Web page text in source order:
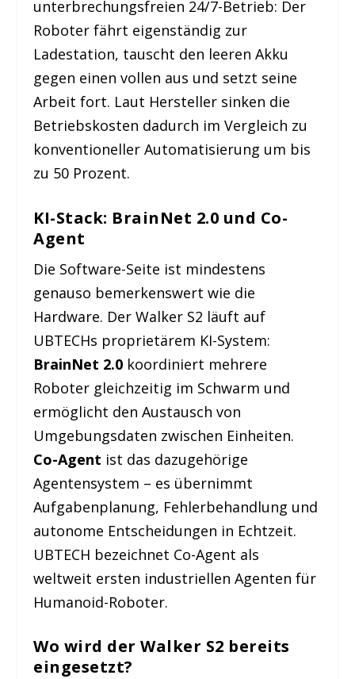
unterbrechungsfreien 24/7-Betrieb: Der
Roboter fährt eigenständig zur
Ladestation, tauscht den leeren Akku
gegen einen vollen aus und setzt seine
Arbeit fort. Laut Hersteller sinken die
Betriebskosten dadurch im Vergleich zu
konventioneller Automatisierung um bis
zu 50 Prozent.
KI-Stack: BrainNet 2.0 und Co-
Agent
Die Software-Seite ist mindestens
genauso bemerkenswert wie die
Hardware. Der Walker S2 läuft auf
UBTECHs proprietärem KI-System:
BrainNet 2.0 koordiniert mehrere
Roboter gleichzeitig im Schwarm und
ermöglicht den Austausch von
Umgebungsdaten zwischen Einheiten.
Co-Agent ist das dazugehörige
Agentensystem – es übernimmt
Aufgabenplanung, Fehlerbehandlung und
autonome Entscheidungen in Echtzeit.
UBTECH bezeichnet Co-Agent als
weltweit ersten industriellen Agenten für
Humanoid-Roboter.
Wo wird der Walker S2 bereits
eingesetzt?